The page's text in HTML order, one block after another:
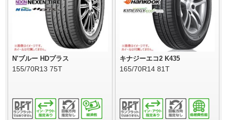
N'ブルー HDプラス
155/70R13 75T
キナジーエコ2 K435
165/70R14 81T